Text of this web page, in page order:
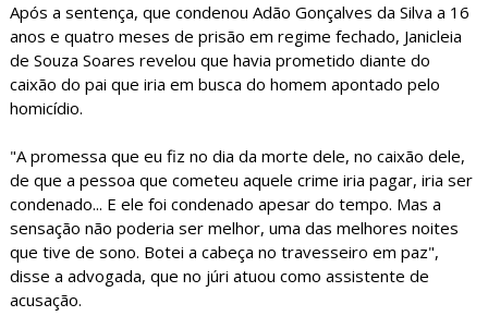
Após a sentença, que condenou Adão Gonçalves da Silva a 16
anos e quatro meses de prisão em regime fechado, Janicleia
de Souza Soares revelou que havia prometido diante do
caixão do pai que iria em busca do homem apontado pelo
homicídio.
"A promessa que eu fiz no dia da morte dele, no caixão dele,
de que a pessoa que cometeu aquele crime iria pagar, iria ser
condenado... E ele foi condenado apesar do tempo. Mas a
sensação não poderia ser melhor, uma das melhores noites
que tive de sono. Botei a cabeça no travesseiro em paz",
disse a advogada, que no júri atuou como assistente de
acusação.